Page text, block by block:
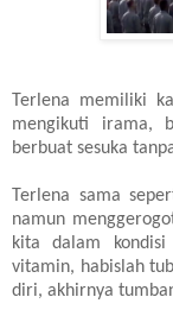
Terlena memiliki
mengikuti irama,
berbuat sesuka
Terlena sama
namun
kita dalam
vitamin, habislah
diri, akhirnya